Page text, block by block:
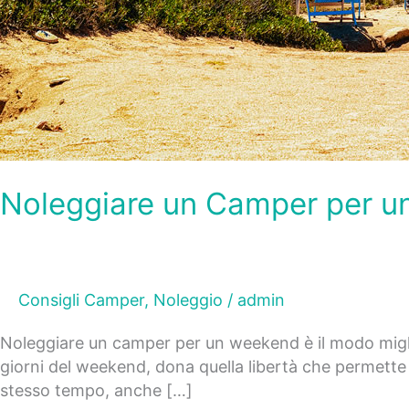
Noleggiare un Camper per
Consigli Camper, Noleggio / admin
Noleggiare un camper per un weekend è il modo
giorni del weekend, dona quella libertà che
stesso tempo, anche […]